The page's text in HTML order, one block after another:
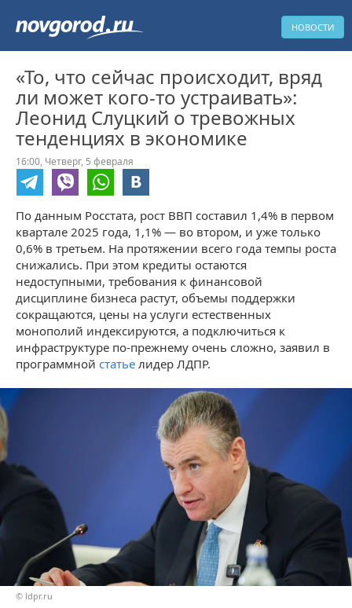
НОВОСТИ
«То, что сейчас происходит, вряд
ли может кого-то устраивать»:
Леонид Слуцкий о тревожных
тенденциях в экономике
16:00, Четверг, 5 февраля
По данным Росстата, рост ВВП составил 1,4% в первом
квартале 2025 года, 1,1% — во втором, и уже только
0,6% в третьем. На протяжении всего года темпы роста
снижались. При этом кредиты остаются
недоступными, требования к финансовой
дисциплине бизнеса растут, объемы поддержки
сокращаются, цены на услуги естественных
монополий индексируются, а подключиться к
инфраструктуре по-прежнему очень сложно, заявил в
программной статье лидер ЛДПР.
© ldpr.ru